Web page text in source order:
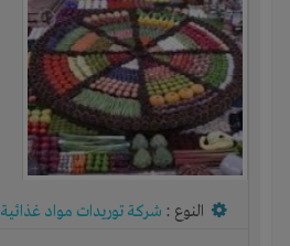
النوع : شركة توريدات مواد غذائية